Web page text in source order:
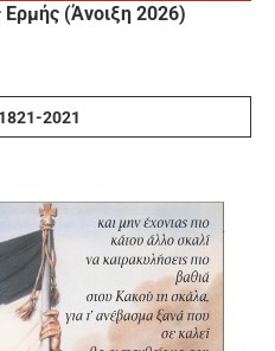
(Άνοιξη 2026)
2021